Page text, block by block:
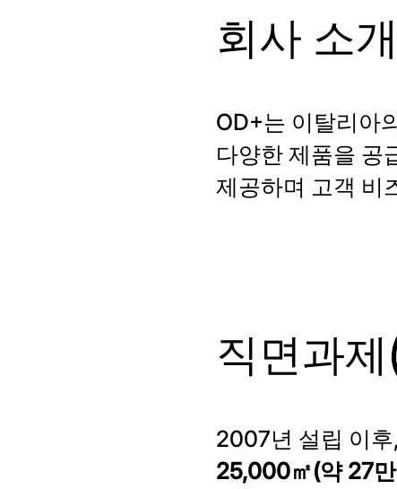
회사 소개
OD+는 이탈리아
다양한 제품을 공
제공하며 고객 비
직면과
2007년 설립 이
25,000㎡(약 27